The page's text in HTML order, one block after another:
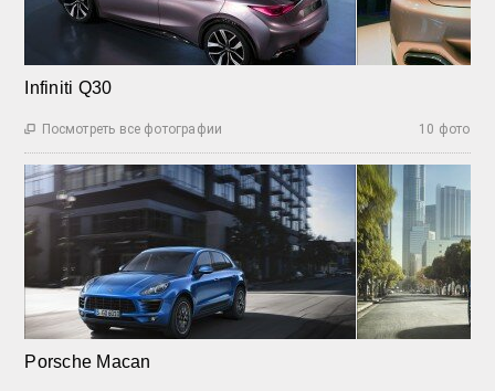
Infiniti Q30
10 фото
 Посмотреть все фотографии
Porsche Macan